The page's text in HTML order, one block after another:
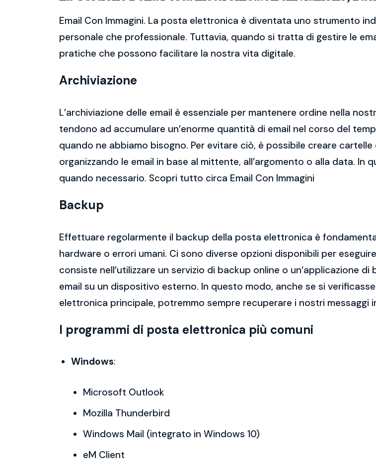
Email Con Immagini. La posta elettronica è diventata uno strumento
personale che professionale. Tuttavia, quando si tratta di gestire le
pratiche che possono facilitare la nostra vita digitale.
Archiviazione
L’archiviazione delle email è essenziale per mantenere ordine nella
tendono ad accumulare un’enorme quantità di email nel corso del
quando ne abbiamo bisogno. Per evitare ciò, è possibile creare
organizzando le email in base al mittente, all’argomento o alla data. In
quando necessario. Scopri tutto circa Email Con Immagini
Backup
Effettuare regolarmente il backup della posta elettronica è
hardware o errori umani. Ci sono diverse opzioni disponibili per
consiste nell’utilizzare un servizio di backup online o un’applicazione
email su un dispositivo esterno. In questo modo, anche se si
elettronica principale, potremmo sempre recuperare i nostri messaggi
I programmi di posta elettronica più comuni
Windows:
Microsoft Outlook
Mozilla Thunderbird
Windows Mail (integrato in Windows 10)
eM Client